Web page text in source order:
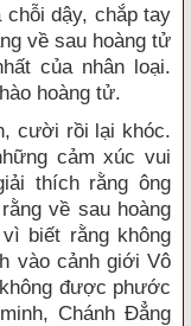
dậy, chắp tay
về sau hoàng tử
của nhân loại.
hoàng tử.
cười rồi lại khóc.
cảm xúc vui
thích rằng ông
về sau hoàng
biết rằng không
vào cảnh giới Vô
được phước
Chánh Đẳng